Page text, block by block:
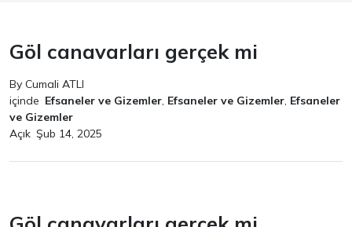
Göl canavarları gerçek mi
By Cumali ATLI
içinde Efsaneler ve Gizemler, Efsaneler ve Gizemler, Efsaneler
ve Gizemler
Açık Şub 14, 2025